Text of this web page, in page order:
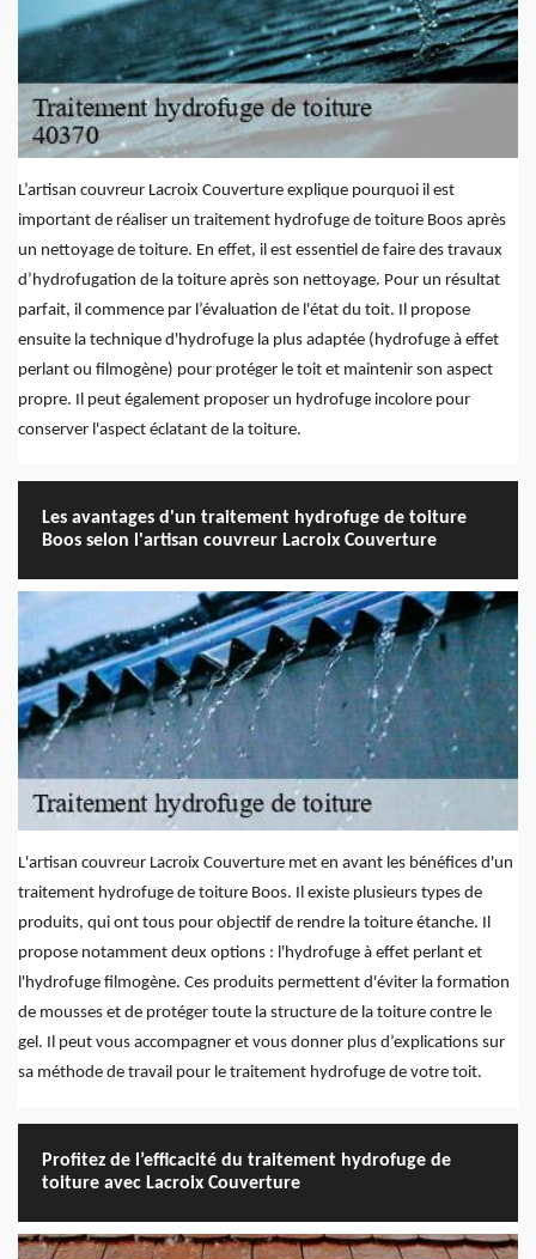
L’artisan couvreur Lacroix Couverture explique pourquoi il est
important de réaliser un traitement hydrofuge de toiture Boos après
un nettoyage de toiture. En effet, il est essentiel de faire des travaux
d’hydrofugation de la toiture après son nettoyage. Pour un résultat
parfait, il commence par l’évaluation de l'état du toit. Il propose
ensuite la technique d'hydrofuge la plus adaptée (hydrofuge à effet
perlant ou filmogène) pour protéger le toit et maintenir son aspect
propre. Il peut également proposer un hydrofuge incolore pour
conserver l'aspect éclatant de la toiture.
Les avantages d'un traitement hydrofuge de toiture
Boos selon l'artisan couvreur Lacroix Couverture
L'artisan couvreur Lacroix Couverture met en avant les bénéfices d'un
traitement hydrofuge de toiture Boos. Il existe plusieurs types de
produits, qui ont tous pour objectif de rendre la toiture étanche. Il
propose notamment deux options : l'hydrofuge à effet perlant et
l'hydrofuge filmogène. Ces produits permettent d'éviter la formation
de mousses et de protéger toute la structure de la toiture contre le
gel. Il peut vous accompagner et vous donner plus d’explications sur
sa méthode de travail pour le traitement hydrofuge de votre toit.
Profitez de l’efficacité du traitement hydrofuge de
toiture avec Lacroix Couverture